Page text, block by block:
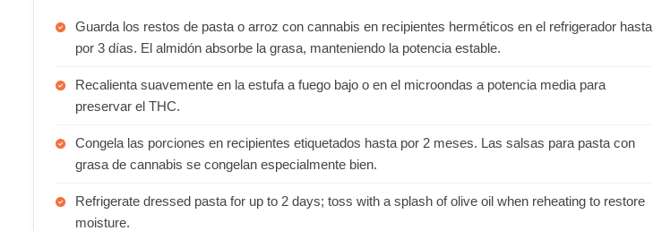
Guarda los restos de pasta o arroz con cannabis en recipientes herméticos en el refrigerador hasta
por 3 días. El almidón absorbe la grasa, manteniendo la potencia estable.
Recalienta suavemente en la estufa a fuego bajo o en el microondas a potencia media para
preservar el THC.
Congela las porciones en recipientes etiquetados hasta por 2 meses. Las salsas para pasta con
grasa de cannabis se congelan especialmente bien.
Refrigerate dressed pasta for up to 2 days; toss with a splash of olive oil when reheating to restore
moisture.